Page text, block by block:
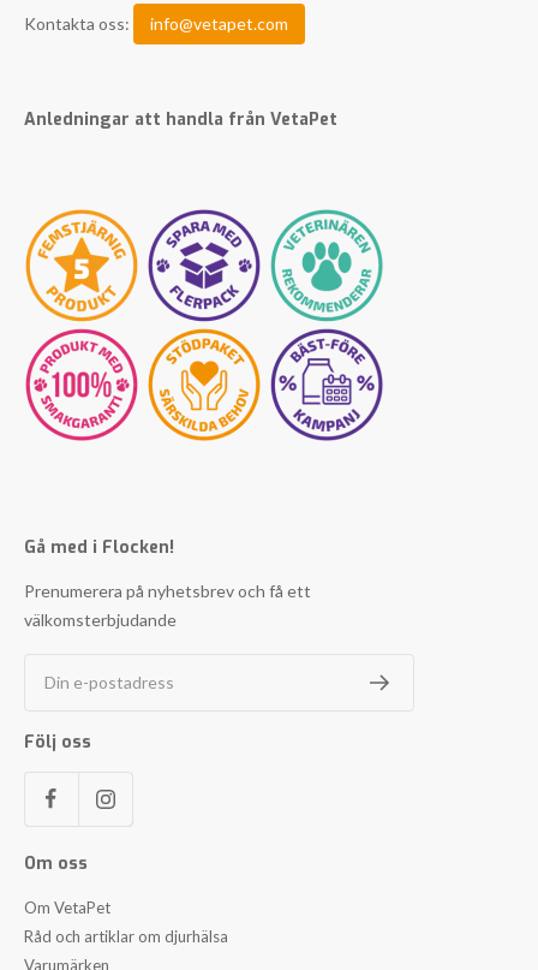
Kontakta oss: info@vetapet.com
Anledningar att handla från VetaPet
Gå med i Flocken!
Prenumerera på nyhetsbrev och få ett
välkomsterbjudande
Din e-postadress
Följ oss
Om oss
Om VetaPet
Råd och artiklar om djurhälsa
Varumärken